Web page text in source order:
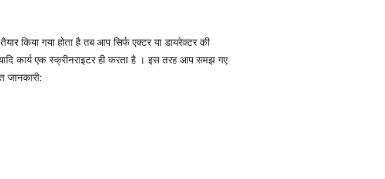
किया गया होता है तब आप सिर्फ एक्टर या डायरेक्टर की
कार्य एक स्क्रीनराइटर ही करता है । इस तरह आप समझ गए